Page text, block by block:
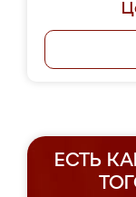
ЕСТЬ